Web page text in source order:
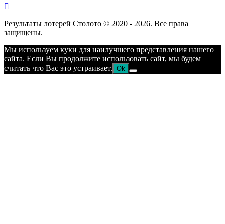
Результаты лотерей Столото © 2020 - 2026. Все права
защищены.
Мы используем куки для наилучшего представления нашего
сайта. Если Вы продолжите использовать сайт, мы будем
считать что Вас это устраивает. Ok